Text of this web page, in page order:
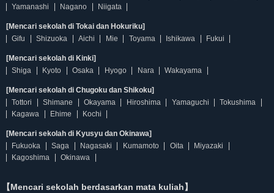
Yamanashi
Nagano Niigata
[Mencari sekolah di Tokai dan Hokuriku]
Gifu
Shizuoka Aichi Mie Toyama Ishikawa Fukui
[Mencari sekolah di Kinki]
Shiga
Kyoto Osaka Hyogo Nara Wakayama
[Mencari sekolah di Chugoku dan Shikoku]
Tottori
Shimane Okayama Hiroshima Yamaguchi
Tokushima
Kagawa
Ehime Kochi
[Mencari sekolah di Kyusyu dan Okinawa]
Fukuoka
Saga Nagasaki Kumamoto Oita
Miyazaki
Kagoshima
Okinawa
【Mencari sekolah berdasarkan mata kuliah】